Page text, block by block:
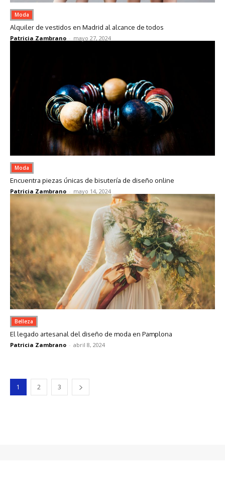
Moda
Alquiler de vestidos en Madrid al alcance de todos
Patricia Zambrano - mayo 27, 2024
Moda
Encuentra piezas únicas de bisutería de diseño online
Patricia Zambrano - mayo 14, 2024
Belleza
El legado artesanal del diseño de moda en Pamplona
Patricia Zambrano - abril 8, 2024
1 2 3